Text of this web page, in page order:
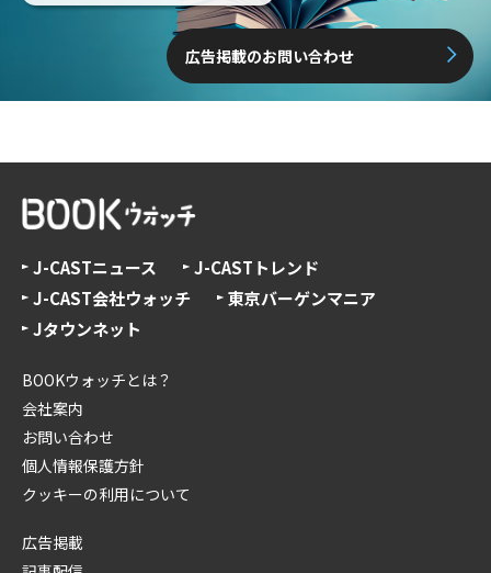
広告掲載のお問い合わせ
J-CASTニュース
J-CASTトレンド
J-CAST会社ウォッチ
東京バーゲンマニア
Jタウンネット
BOOKウォッチとは？
会社案内
お問い合わせ
個人情報保護方針
クッキーの利用について
広告掲載